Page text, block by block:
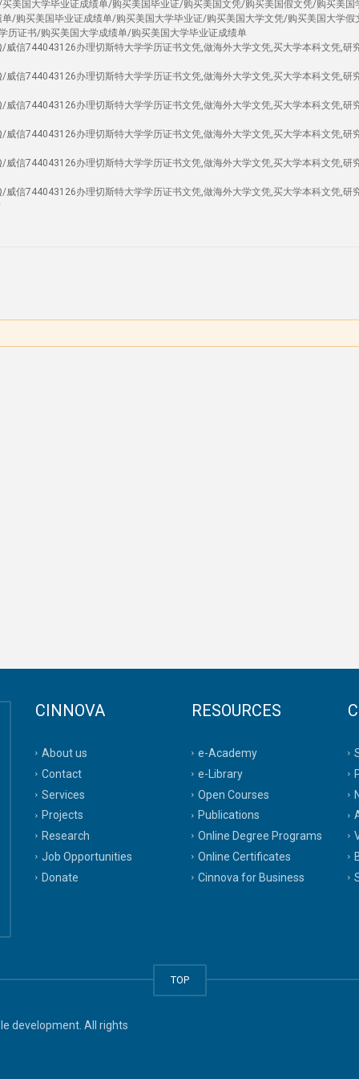
美国大学毕业证成绩单/购买美国毕业证/购买美国文凭/购买美国假文凭/购买美国
/购买美国毕业证成绩单/购买美国大学毕业证/购买美国大学文凭/购买美国大学假
历证书/购买美国大学成绩单/购买美国大学毕业证成绩单
信744043126办理切斯特大学学历证书文凭,做海外大学文凭,买大学本科文凭,研
信744043126办理切斯特大学学历证书文凭,做海外大学文凭,买大学本科文凭,研
信744043126办理切斯特大学学历证书文凭,做海外大学文凭,买大学本科文凭,研
信744043126办理切斯特大学学历证书文凭,做海外大学文凭,买大学本科文凭,研
信744043126办理切斯特大学学历证书文凭,做海外大学文凭,买大学本科文凭,研
信744043126办理切斯特大学学历证书文凭,做海外大学文凭,买大学本科文凭,研
CINNOVA
About us
Contact
Services
Projects
Research
Job Opportunities
Donate
RESOURCES
e-Academy
e-Library
Open Courses
Publications
Online Degree Programs
Online Certificates
Cinnova for Business
TOP
development. All rights